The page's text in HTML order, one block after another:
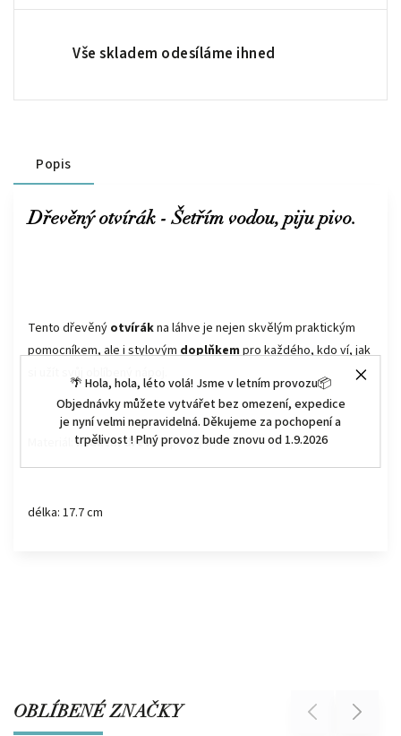
🌴 Hola, hola, léto volá! Jsme v letním provozu📦
Objednávky můžete vytvářet bez omezení, expedice
je nyní velmi nepravidelná. Děkujeme za pochopení a
trpělivost ! Plný provoz bude znovu od 1.9.2026
Vše skladem odesíláme ihned
Popis
Dřevěný otvírák - Šetřím vodou, piju pivo.
Tento dřevěný otvírákna láhve je nejen skvělým praktickým
pomocníkem, ale i stylovým doplňkem pro každého, kdo ví, jak
si užít svůj oblíbený nápoj.
kvalitní dřevoa pevný kov
délka: 17.7 cm
OBLÍBENÉ ZNAČKY Previous Next